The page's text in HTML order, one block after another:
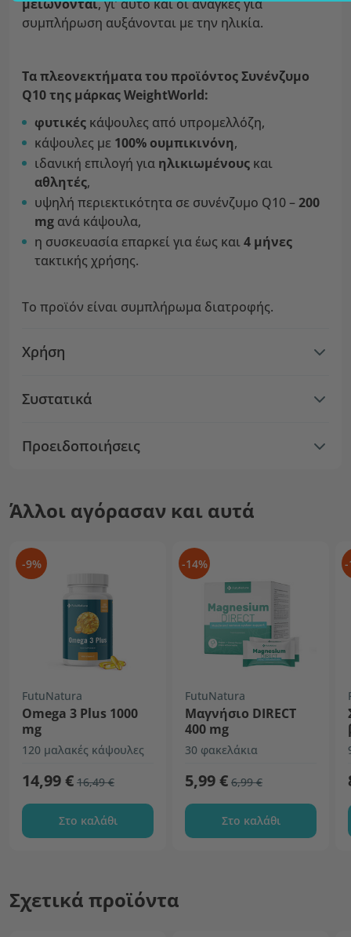
μειώνονται, γι’ αυτό και οι ανάγκες για
συμπλήρωση αυξάνονται με την ηλικία.
Τα πλεονεκτήματα του προϊόντος Συνένζυμο
Q10 της μάρκας WeightWorld:
φυτικές κάψουλες από υπρομελλόζη,
κάψουλες με 100% ουμπικινόνη,
ιδανική επιλογή για ηλικιωμένους και
αθλητές,
υψηλή περιεκτικότητα σε συνένζυμο Q10 –200
mg ανά κάψουλα,
η συσκευασία επαρκεί για έως και4 μήνες
τακτικής χρήσης.
Το προϊόν είναι συμπλήρωμα διατροφής.
Χρήση
Συστατικά
Προειδοποιήσεις
Άλλοι αγόρασαν και αυτά
-9%
FutuNatura
Omega 3 Plus 1000
mg
120 μαλακές κάψουλες
14,99 € 16,49 €
Στο καλάθι
-14%
FutuNatura
Μαγνήσιο DIRECT
400 mg
30 φακελάκια
5,99 € 6,99 €
Στο καλάθι
-
Σχετικά προϊόντα